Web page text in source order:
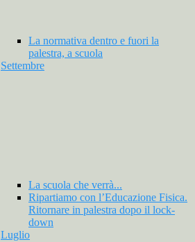
La normativa dentro e fuori la
palestra, a scuola
Settembre
La scuola che verrà...
Ripartiamo con l’Educazione Fisica.
Ritornare in palestra dopo il lock-
down
Luglio